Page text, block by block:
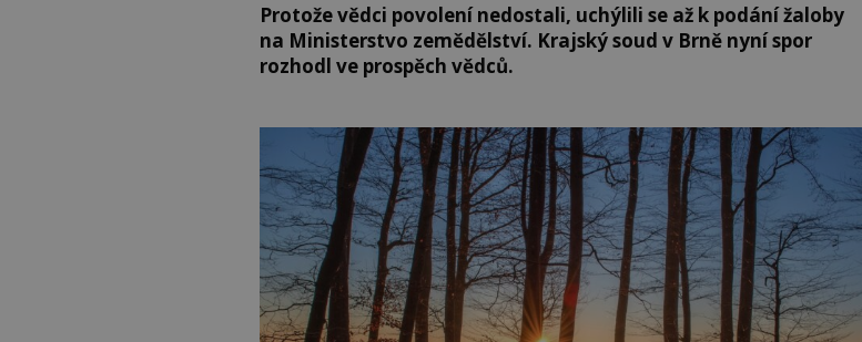
Protože vědci povolení nedostali, uchýlili se až k podání žaloby
na Ministerstvo zemědělství. Krajský soud v Brně nyní spor
rozhodl ve prospěch vědců.